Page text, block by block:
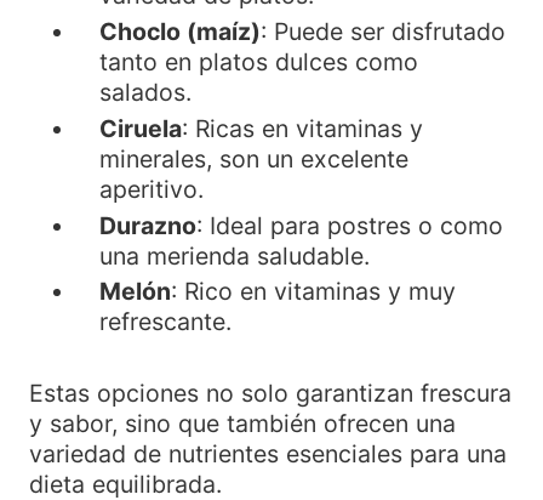
Choclo (maíz): Puede ser disfrutado
tanto en platos dulces como
salados.
Ciruela: Ricas en vitaminas y
minerales, son un excelente
aperitivo.
Durazno: Ideal para postres o como
una merienda saludable.
Melón: Rico en vitaminas y muy
refrescante.
Estas opciones no solo garantizan frescura
y sabor, sino que también ofrecen una
variedad de nutrientes esenciales para una
dieta equilibrada.